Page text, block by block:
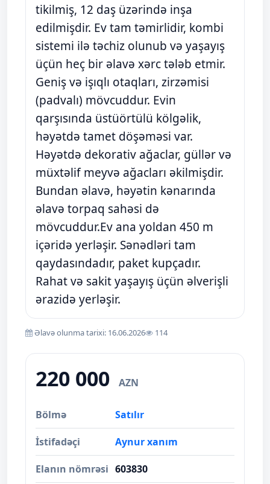
tikilmiş, 12 daş üzərində inşa
edilmişdir. Ev tam təmirlidir, kombi
sistemi ilə təchiz olunub və yaşayış
üçün heç bir əlavə xərc tələb etmir.
Geniş və işıqlı otaqları, zirzəmisi
(padvalı) mövcuddur. Evin
qarşısında üstüörtülü kölgəlik,
həyətdə tamet döşəməsi var.
Həyətdə dekorativ ağaclar, güllər və
müxtəlif meyvə ağacları əkilmişdir.
Bundan əlavə, həyətin kənarında
əlavə torpaq sahəsi də
mövcuddur.Ev ana yoldan 450 m
içəridə yerləşir. Sənədləri tam
qaydasındadır, paket kupçadır.
Rahat və sakit yaşayış üçün əlverişli
ərazidə yerləşir.
Əlavə olunma tarixi: 16.06.2026 114
220 000 AZN
Bölmə Satılır
İstifadəçi Aynur xanım
Elanın nömrəsi 603830